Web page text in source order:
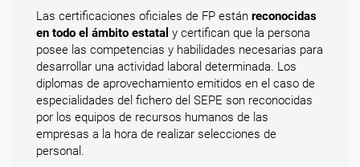
Las certificaciones oficiales de FP están reconocidas
en todo el ámbito estatal y certifican que la persona
posee las competencias y habilidades necesarias para
desarrollar una actividad laboral determinada. Los
diplomas de aprovechamiento emitidos en el caso de
especialidades del fichero del SEPE son reconocidas
por los equipos de recursos humanos de las
empresas a la hora de realizar selecciones de
personal.